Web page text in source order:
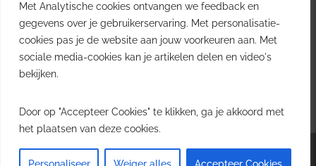
Met Analytische cookies ontvangen we feedback en
gegevens over je gebruikerservaring. Met personalisatie-
cookies pas je de website aan jouw voorkeuren aan. Met
sociale media-cookies kan je artikelen delen en video's
bekijken.
Door op "Accepteer Cookies" te klikken, ga je akkoord met
het plaatsen van deze cookies.
inzichten uit de Belgische logistieke sector in uw inbox.
Ontvang je gratis
wekelijkse update
Copyright © 2026Logistiek.be. All rights reserved.Theme:Envinceby ThemeGrill.